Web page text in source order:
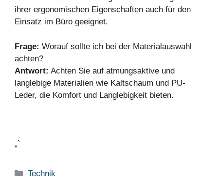
ihrer ergonomischen Eigenschaften auch für den
Einsatz im Büro geeignet.
Frage: Worauf sollte ich bei der Materialauswahl
achten?
Antwort: Achten Sie auf atmungsaktive und
langlebige Materialien wie Kaltschaum und PU-
Leder, die Komfort und Langlebigkeit bieten.
„`
Kategorien
Technik